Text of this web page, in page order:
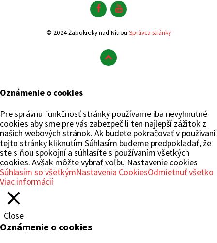
FacebookYouTube
© 2024 Žabokreky nad Nitrou Správca stránky
Oznámenie o cookies
Pre správnu funkčnosť stránky používame iba nevyhnutné
cookies aby sme pre vás zabezpečili ten najlepší zážitok z
našich webových stránok. Ak budete pokračovať v používaní
tejto stránky kliknutím Súhlasím budeme predpokladať, že
ste s ňou spokojní a súhlasíte s používaním všetkých
cookies. Avšak môžte vybrať voľbu Nastavenie cookies
Súhlasím so všetkýmNastavenia CookiesOdmietnuť všetko
Viac informácií
Close
Oznámenie o cookies